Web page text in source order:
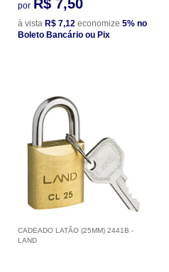
por R$ 7,50
à vista R$ 7,12 economize 5% no
Boleto Bancário ou Pix
CADEADO LATÃO (25MM) 2441B -
LAND